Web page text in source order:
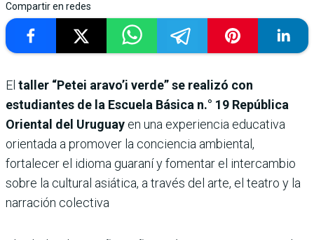
Compartir en redes
El taller “Petei aravo’i verde” se realizó con
estudiantes de la Escuela Básica n.° 19 República
Oriental del Uruguay en una experiencia educativa
orientada a promover la conciencia ambiental,
fortalecer el idioma guaraní y fomentar el intercambio
sobre la cultural asiática, a través del arte, el teatro y la
narración colectiva